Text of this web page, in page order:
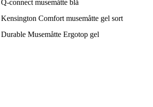
Q-connect musemåtte blå
Kensington Comfort musemåtte gel sort
Durable Musemåtte Ergotop gel